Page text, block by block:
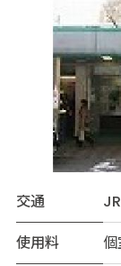
交通
使用料